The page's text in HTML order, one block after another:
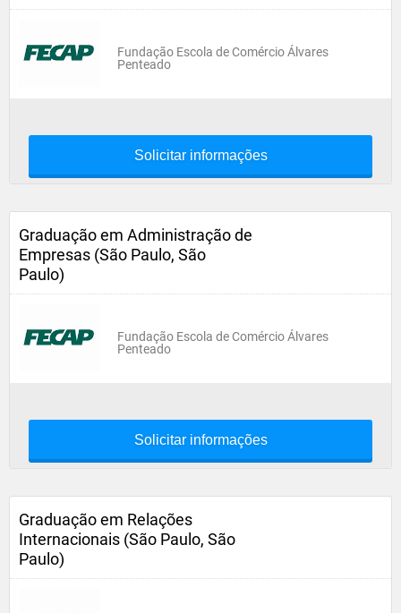
Fundação Escola de Comércio Álvares
Penteado
Solicitar informações
Graduação em Administração de
Empresas (São Paulo, São
Paulo)
Fundação Escola de Comércio Álvares
Penteado
Solicitar informações
Graduação em Relações
Internacionais (São Paulo, São
Paulo)